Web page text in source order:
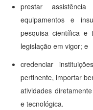
prestar
equipamentos e
pesquisa científica e
legislação em vigor; e
credenciar
pertinente, importar
atividades
e tecnológica.